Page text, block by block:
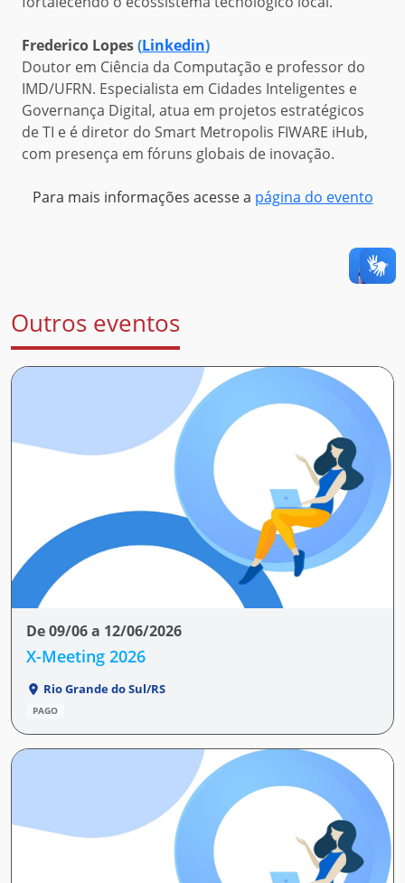
Frederico Lopes(Linkedin)
Doutor em Ciência da Computação e professor do
IMD/UFRN. Especialista em Cidades Inteligentes e
Governança Digital, atua em projetos estratégicos
de TI e é diretor do Smart Metropolis FIWARE iHub,
com presença em fóruns globais de inovação.
Para mais informações acesse a página do evento
Outros eventos
De 09/06 a 12/06/2026
X-Meeting 2026
Rio Grande do Sul/RS
PAGO